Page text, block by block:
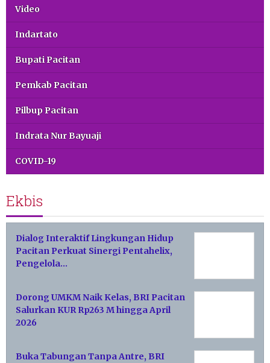
Video
Indartato
Bupati Pacitan
Pemkab Pacitan
Pilbup Pacitan
Indrata Nur Bayuaji
COVID-19
Ekbis
Dialog Interaktif Lingkungan Hidup
Pacitan Perkuat Sinergi Pentahelix,
Pengelola…
Dorong UMKM Naik Kelas, BRI Pacitan
Salurkan KUR Rp263 M hingga April
2026
Buka Tabungan Tanpa Antre, BRI